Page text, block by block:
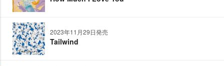
2023年11月29日発売
Tailwind